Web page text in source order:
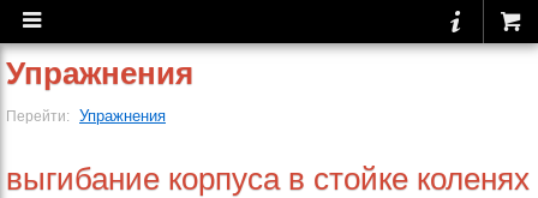
Упражнения
Перейти: Упражнения
выгибание корпуса в стойке коленях